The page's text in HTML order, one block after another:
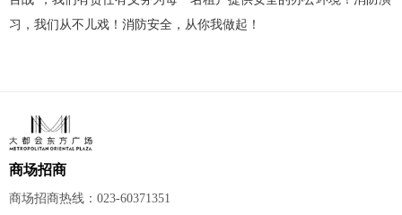
习，我们从不儿戏！消防安全，从你我做起！
商场招商
商场招商热线：023-60371351